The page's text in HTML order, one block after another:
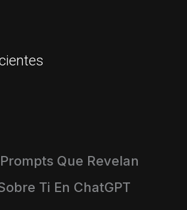
Que Revelan
Ti En ChatGPT